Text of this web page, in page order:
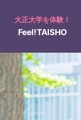
大正大学を体験！
Feel!TAISHO